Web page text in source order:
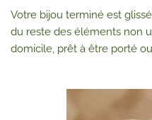
Votre bijou terminé est
du reste des éléments non
domicile, prêt à être porté